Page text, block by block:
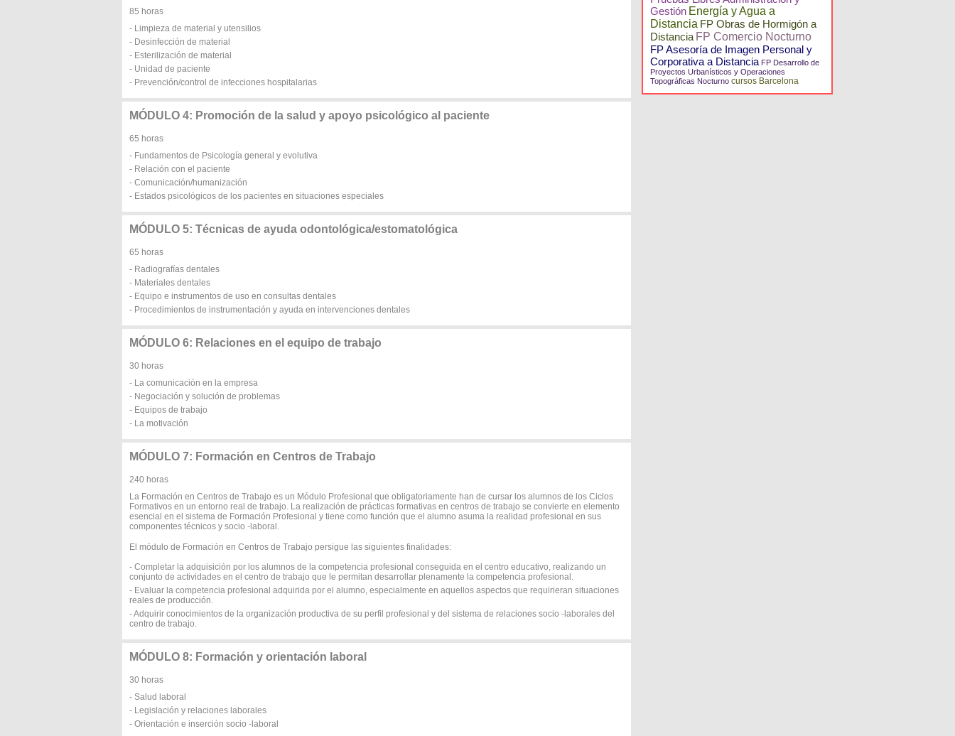
85 horas
- Limpieza de material y utensilios
- Desinfección de material
- Esterilización de material
- Unidad de paciente
- Prevención/control de infecciones hospitalarias
MÓDULO 4: Promoción de la salud y apoyo psicológico al paciente
65 horas
- Fundamentos de Psicología general y evolutiva
- Relación con el paciente
- Comunicación/humanización
- Estados psicológicos de los pacientes en situaciones especiales
MÓDULO 5: Técnicas de ayuda odontológica/estomatológica
65 horas
- Radiografías dentales
- Materiales dentales
- Equipo e instrumentos de uso en consultas dentales
- Procedimientos de instrumentación y ayuda en intervenciones dentales
MÓDULO 6: Relaciones en el equipo de trabajo
30 horas
- La comunicación en la empresa
- Negociación y solución de problemas
- Equipos de trabajo
- La motivación
MÓDULO 7: Formación en Centros de Trabajo
240 horas
La Formación en Centros de Trabajo es un Módulo Profesional que obligatoriamente han de cursar los alumnos de los Ciclos
Formativos en un entorno real de trabajo. La realización de prácticas formativas en centros de trabajo se convierte en elemento
esencial en el sistema de Formación Profesional y tiene como función que el alumno asuma la realidad profesional en sus
componentes técnicos y socio -laboral.
El módulo de Formación en Centros de Trabajo persigue las siguientes finalidades:
- Completar la adquisición por los alumnos de la competencia profesional conseguida en el centro educativo, realizando un
conjunto de actividades en el centro de trabajo que le permitan desarrollar plenamente la competencia profesional.
- Evaluar la competencia profesional adquirida por el alumno, especialmente en aquellos aspectos que requirieran situaciones
reales de producción.
- Adquirir conocimientos de la organización productiva de su perfil profesional y del sistema de relaciones socio -laborales del
centro de trabajo.
MÓDULO 8: Formación y orientación laboral
30 horas
- Salud laboral
- Legislación y relaciones laborales
- Orientación e inserción socio -laboral
Gestión Energía y Agua a
Distancia FP Obras de Hormigón a
Distancia FP Comercio Nocturno
FP Asesoría de Imagen Personal y
Corporativa a Distancia FP Desarrollo de
Proyectos Urbanísticos y Operaciones
Topográficas Nocturno cursos Barcelona